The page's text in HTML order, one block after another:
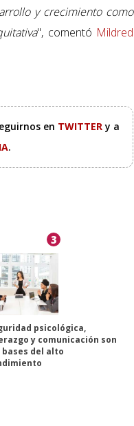
y crecimiento como
", comentó Mildred
en TWITTERy a
.
3
psicológica,
y comunicación son
bases del alto